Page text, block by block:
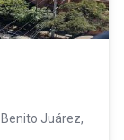
Benito Juárez,